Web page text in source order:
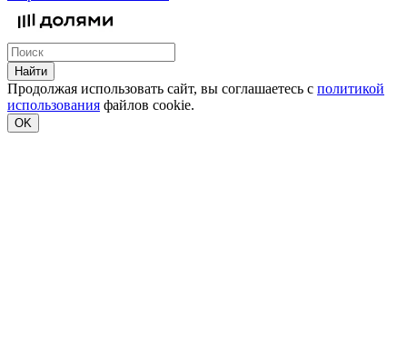
Найти
Продолжая использовать сайт, вы соглашаетесь с политикой
использования файлов cookie.
OK